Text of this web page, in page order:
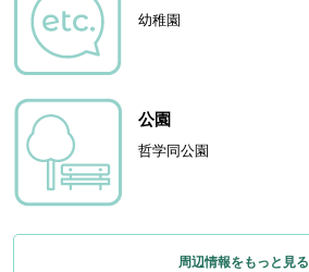
幼稚園
公園
哲学同公園
周辺情報をもっと見る